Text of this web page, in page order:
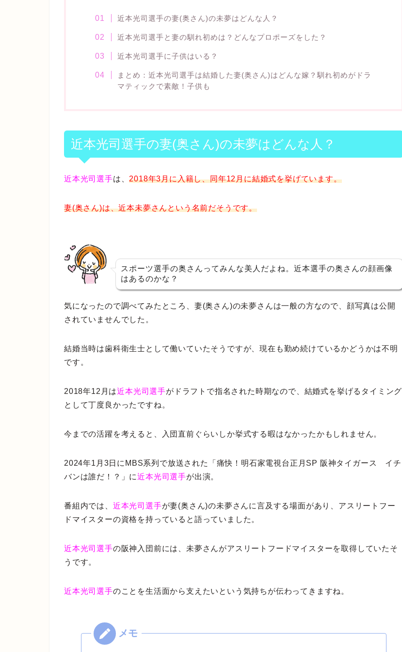
近本光司選手の妻(奥さん)の未夢はどんな人？
近本光司選手と妻の馴れ初めは？どんなプロポーズをした？
近本光司選手に子供はいる？
まとめ：近本光司選手は結婚した妻(奥さん)はどんな嫁？馴れ初めがドラ
マティックで素敵！子供も
近本光司選手の妻(奥さん)の未夢はどんな人？
近本光司選手は、2018年3月に入籍し、同年12月に結婚式を挙げています。
妻(奥さん)は、近本未夢さんという名前だそうです。
スポーツ選手の奥さんってみんな美人だよね。近本選手の奥さんの顔画像
はあるのかな？
気になったので調べてみたところ、妻(奥さん)の未夢さんは一般の方なので、顔写真は公開
されていませんでした。
結婚当時は歯科衛生士として働いていたそうですが、現在も勤め続けているかどうかは不明
です。
2018年12月は近本光司選手がドラフトで指名された時期なので、結婚式を挙げるタイミング
として丁度良かったですね。
今までの活躍を考えると、入団直前ぐらいしか挙式する暇はなかったかもしれません。
2024年1月3日にMBS系列で放送された「痛快！明石家電視台正月SP 阪神タイガース イチ
バンは誰だ！？」に近本光司選手が出演。
番組内では、 近本光司選手が妻(奥さん)の未夢さんに言及する場面があり、アスリートフー
ドマイスターの資格を持っていると語っていました。
近本光司選手の阪神入団前には、未夢さんがアスリートフードマイスターを取得していたそ
うです。
近本光司選手のことを生活面から支えたいという気持ちが伝わってきますね。